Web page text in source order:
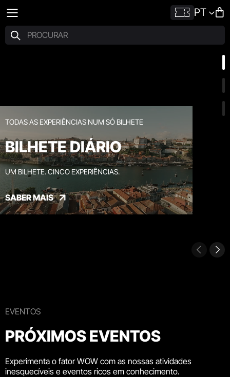
PT
TODAS AS EXPERIÊNCIAS NUM SÓ BILHETE
BILHETE DIÁRIO
UM BILHETE. CINCO EXPERIÊNCIAS.
SABER MAIS
EVENTOS
PRÓXIMOS EVENTOS
Experimenta o fator WOW com as nossas atividades
inesquecíveis e eventos ricos em conhecimento.